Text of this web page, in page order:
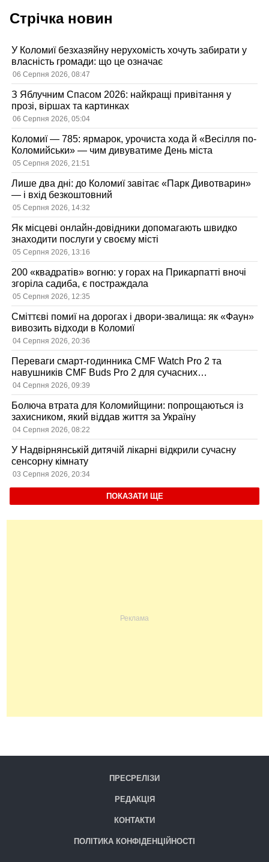
Стрічка новин
У Коломиї безхазяйну нерухомість хочуть забирати у
власність громади: що це означає
06 Серпня 2026, 08:47
З Яблучним Спасом 2026: найкращі привітання у
прозі, віршах та картинках
06 Серпня 2026, 05:04
Коломиї — 785: ярмарок, урочиста хода й «Весілля по-
Коломийськи» — чим дивуватиме День міста
05 Серпня 2026, 21:51
Лише два дні: до Коломиї завітає «Парк Дивотварин»
— і вхід безкоштовний
05 Серпня 2026, 14:32
Як місцеві онлайн-довідники допомагають швидко
знаходити послуги у своєму місті
05 Серпня 2026, 13:16
200 «квадратів» вогню: у горах на Прикарпатті вночі
згоріла садиба, є постраждала
05 Серпня 2026, 12:35
Сміттєві помиї на дорогах і двори-звалища: як «Фаун»
вивозить відходи в Коломиї
04 Серпня 2026, 20:36
Переваги смарт-годинника CMF Watch Pro 2 та
навушників CMF Buds Pro 2 для сучасних
користувачів
04 Серпня 2026, 09:39
Болюча втрата для Коломийщини: попрощаються із
захисником, який віддав життя за Україну
04 Серпня 2026, 08:22
У Надвірнянській дитячій лікарні відкрили сучасну
сенсорну кімнату
03 Серпня 2026, 20:34
ПОКАЗАТИ ЩЕ
ПРЕСРЕЛІЗИ
РЕДАКЦІЯ
КОНТАКТИ
ПОЛІТИКА КОНФІДЕНЦІЙНОСТІ